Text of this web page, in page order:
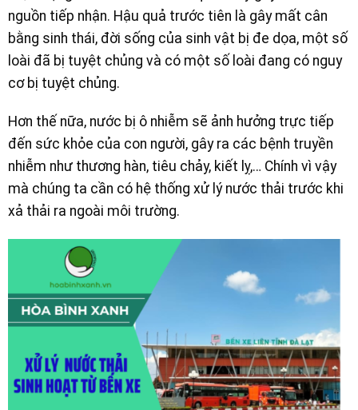
nguồn tiếp nhận. Hậu quả trước tiên là gây mất cân
bằng sinh thái, đời sống của sinh vật bị đe dọa, một số
loài đã bị tuyệt chủng và có một số loài đang có nguy
cơ bị tuyệt chủng.
Hơn thế nữa, nước bị ô nhiễm sẽ ảnh hưởng trực tiếp
đến sức khỏe của con người, gây ra các bệnh truyền
nhiễm như thương hàn, tiêu chảy, kiết lỵ,… Chính vì vậy
mà chúng ta cần có hệ thống xử lý nước thải trước khi
xả thải ra ngoài môi trường.